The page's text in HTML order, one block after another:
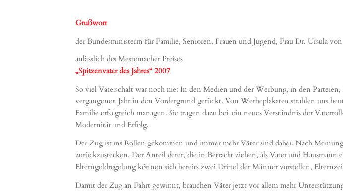
Grußwort
der Bundesministerin für Familie, Senioren, Frauen und Jugend, Frau Dr. Ursula
anlässlich des Mestemacher Preises
„Spitzenvater des Jahres“ 2007
So viel Vaterschaft war noch nie: In den Medien und der Werbung, in den
vergangenen Jahr in den Vordergrund gerückt. Von Werbeplakaten strahlen uns
Familie erfolgreich managen. Sie tragen dazu bei, ein neues Verständnis der
Modernität und Erfolg.
Der Zug ist ins Rollen gekommen und immer mehr Väter sind dabei. Nach
zurückzustecken. Der Anteil derer, die in Betracht ziehen, als Vater und
Elterngeldregelung können sich bereits zwei Drittel der Männer vorstellen,
Damit der Zug an Fahrt gewinnt, brauchen Väter jetzt vor allem mehr